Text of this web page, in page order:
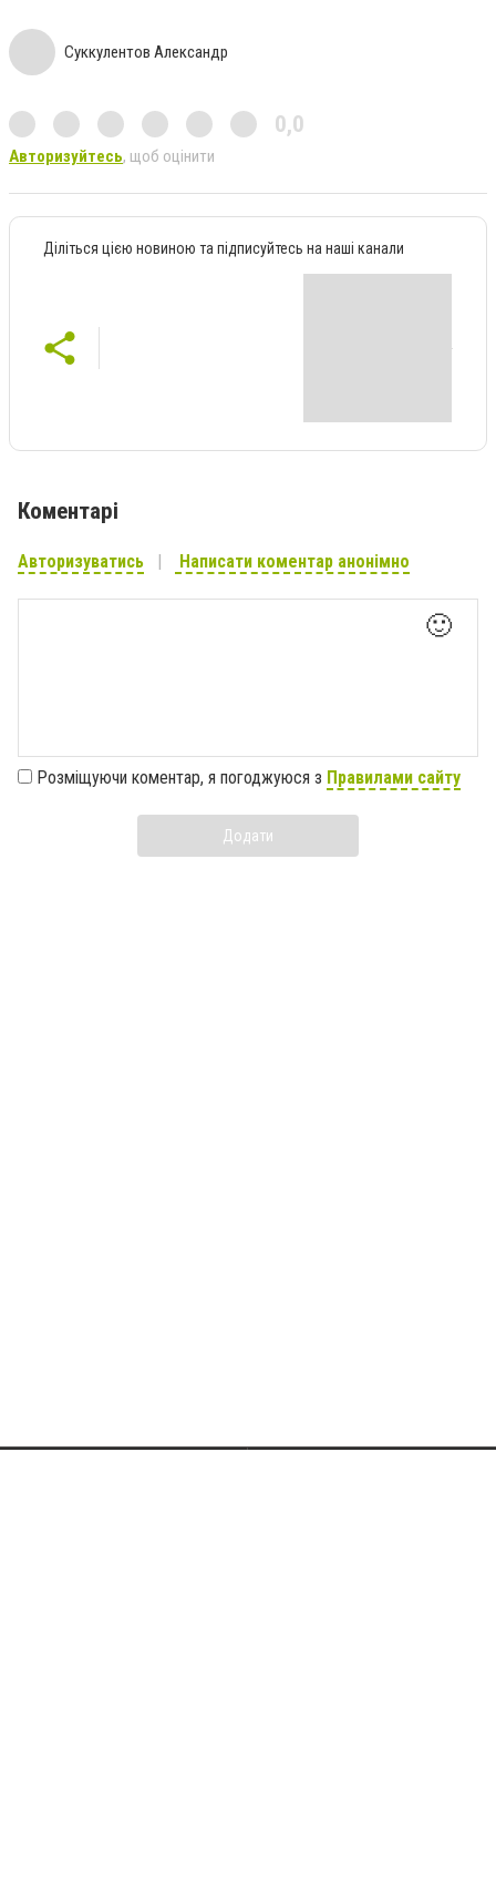
Суккулентов Александр
0,0
Авторизуйтесь, щоб оцінити
Діліться цією новиною та підписуйтесь на наші канали
Коментарі
Авторизуватись Написати коментар анонімно
🙂
Розміщуючи коментар, я погоджуюся з Правилами сайту
Додати